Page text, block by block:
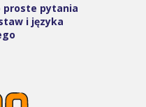
proste pytania
i języka